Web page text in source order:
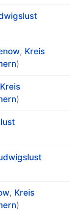
, Kreis
)
Kreis
)
, Kreis
)